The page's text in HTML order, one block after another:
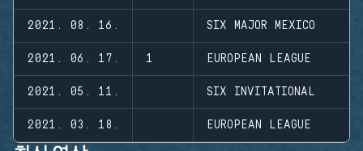
2021. 08. 16. SIX MAJOR MEXICO
2021. 06. 17. 1 EUROPEAN LEAGUE
2021. 05. 11. SIX INVITATIONAL
2021. 03. 18. EUROPEAN LEAGUE